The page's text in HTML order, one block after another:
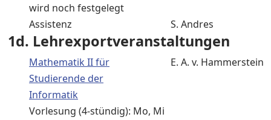
wird noch festgelegt
Assistenz
S. Andres
1d. Lehrexportveranstaltungen
Mathematik II für
Studierende der
Informatik
E. A. v. Hammerstein
Vorlesung (4-stündig): Mo, Mi